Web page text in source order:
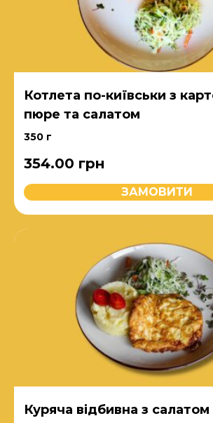
Котлета по-київськи з
пюре та салатом
350 г
354.00 грн
ЗАМОВИТИ
Куряча відбивна з салатом